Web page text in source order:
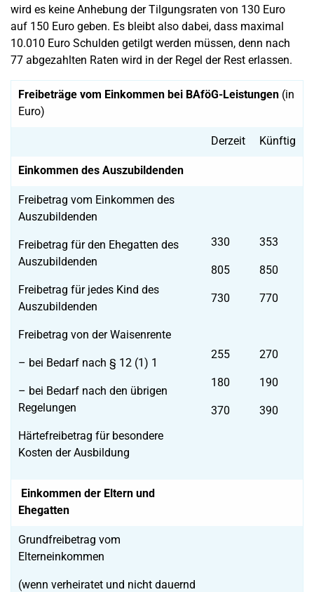
wird es keine Anhebung der Tilgungsraten von 130 Euro
auf 150 Euro geben. Es bleibt also dabei, dass maximal
10.010 Euro Schulden getilgt werden müssen, denn nach
77 abgezahlten Raten wird in der Regel der Rest erlassen.
Freibeträge vom Einkommen bei BAföG-Leistungen (in
Euro)
Derzeit Künftig
Einkommen des Auszubildenden
Freibetrag vom Einkommen des
Auszubildenden
Freibetrag für den Ehegatten des
Auszubildenden
Freibetrag für jedes Kind des
Auszubildenden
Freibetrag von der Waisenrente
– bei Bedarf nach § 12 (1) 1
– bei Bedarf nach den übrigen
Regelungen
Härtefreibetrag für besondere
Kosten der Ausbildung
330
805
730
255
180
370
353
850
770
270
190
390
Einkommen der Eltern und
Ehegatten
Grundfreibetrag vom
Elterneinkommen
(wenn verheiratet und nicht dauernd